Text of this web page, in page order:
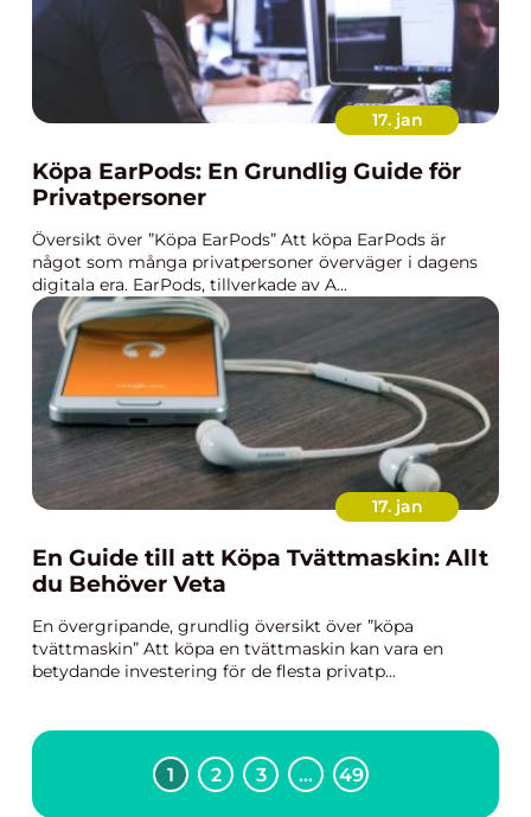
17. jan
Köpa EarPods: En Grundlig Guide för
Privatpersoner
Översikt över ”Köpa EarPods” Att köpa EarPods är
något som många privatpersoner överväger i dagens
digitala era. EarPods, tillverkade av A...
17. jan
En Guide till att Köpa Tvättmaskin: Allt
du Behöver Veta
En övergripande, grundlig översikt över ”köpa
tvättmaskin” Att köpa en tvättmaskin kan vara en
betydande investering för de flesta privatp...
1 2 3 … 49